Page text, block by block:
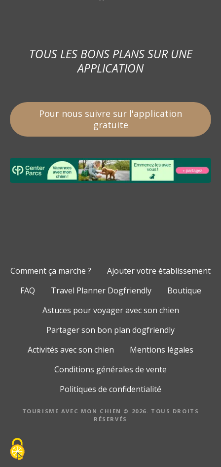
TOUS LES BONS PLANS SUR UNE
APPLICATION
Pour nous suivre sur l'application
gratuite
Comment ça marche ?
Ajouter votre établissement
FAQ
Travel Planner Dogfriendly
Boutique
Astuces pour voyager avec son chien
Partager son bon plan dogfriendly
Activités avec son chien
Mentions légales
Conditions générales de vente
Politiques de confidentialité
TOURISME AVEC MON CHIEN © 2026. TOUS DROITS
RÉSERVÉS